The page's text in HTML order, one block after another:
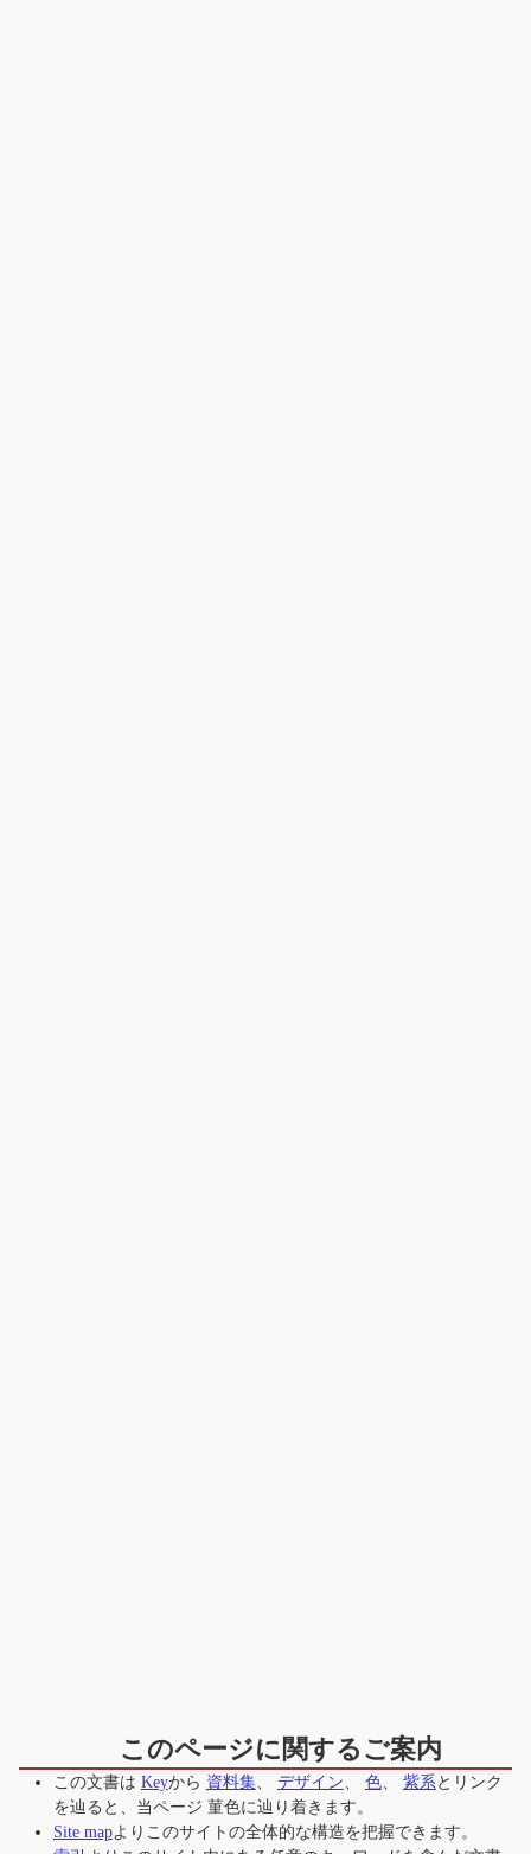
このページに関するご案内
この文書は Keyから 資料集、 デザイン、 色、 紫系とリンク
を辿ると、当ページ 菫色に辿り着きます。
Site mapよりこのサイトの全体的な構造を把握できます。